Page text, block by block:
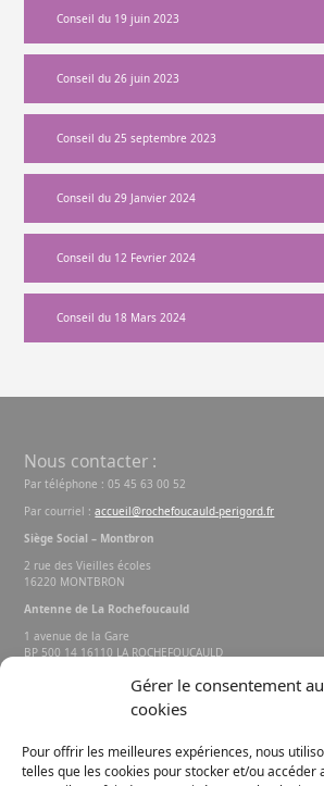
Gérer le consentement
cookies
Pour offrir les meilleures expériences, nous
telles que les cookies pour stocker et/ou accéder
Conseil du 19 juin 2023
Conseil du 26 juin 2023
Conseil du 25 septembre 2023
Conseil du 29 Janvier 2024
Conseil du 12 Fevrier 2024
Conseil du 18 Mars 2024
Nous contacter :
Par téléphone : 05 45 63 00 52
Par courriel :accueil@rochefoucauld-perigord.fr
Siège Social – Montbron
2 rue des Vieilles écoles
16220 MONTBRON
Antenne de La Rochefoucauld
1 avenue de la Gare
BP 500 14 16110 LA ROCHEFOUCAULD